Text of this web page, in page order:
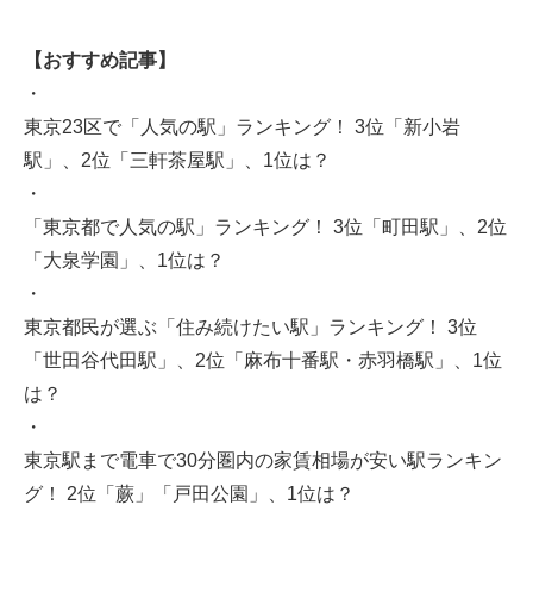
【おすすめ記事】
・
東京23区で「人気の駅」ランキング！ 3位「新小岩
駅」、2位「三軒茶屋駅」、1位は？
・
「東京都で人気の駅」ランキング！ 3位「町田駅」、2位
「大泉学園」、1位は？
・
東京都民が選ぶ「住み続けたい駅」ランキング！ 3位
「世田谷代田駅」、2位「麻布十番駅・赤羽橋駅」、1位
は？
・
東京駅まで電車で30分圏内の家賃相場が安い駅ランキン
グ！ 2位「蕨」「戸田公園」、1位は？